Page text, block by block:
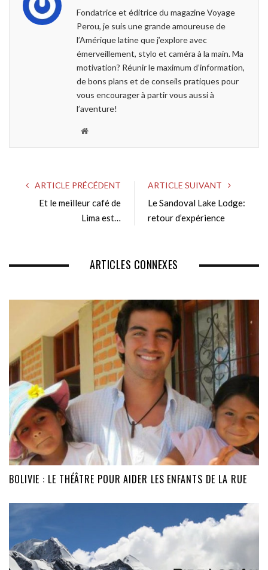
o
k
r
+
I
n
Fondatrice et éditrice du magazine Voyage
Perou, je suis une grande amoureuse de
l’Amérique latine que j’explore avec
émerveillement, stylo et caméra à la main. Ma
motivation? Réunir le maximum d’information,
de bons plans et de conseils pratiques pour
vous encourager à partir vous aussi à
l’aventure!
W
i
t
e
ARTICLE PRÉCÉDENT
Et le meilleur café de
Lima est…
ARTICLE SUIVANT
Le Sandoval Lake Lodge:
retour d’expérience
ARTICLES CONNEXES
BOLIVIE : LE THÉÂTRE POUR AIDER LES ENFANTS DE LA RUE